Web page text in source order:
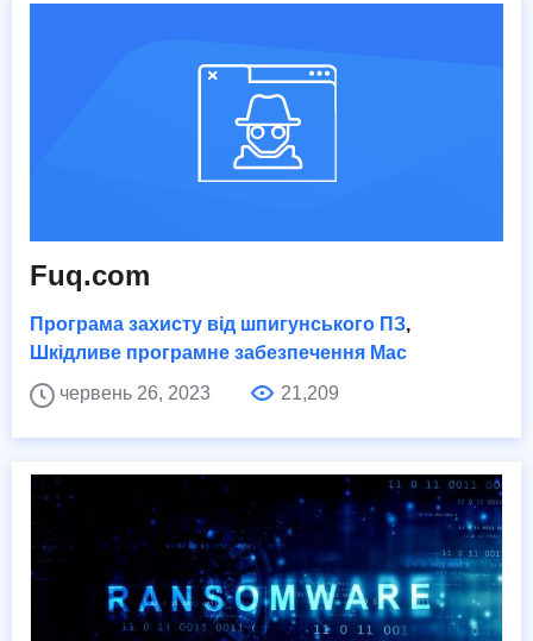
Fuq.com
Програма захисту від шпигунського ПЗ,
Шкідливе програмне забезпечення Mac
червень 26, 2023
21,209